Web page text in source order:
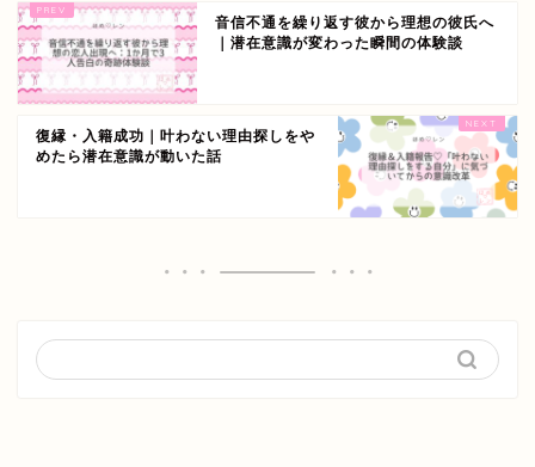
音信不通を繰り返す彼から理想の彼氏へ
｜潜在意識が変わった瞬間の体験談
復縁・入籍成功｜叶わない理由探しをや
めたら潜在意識が動いた話